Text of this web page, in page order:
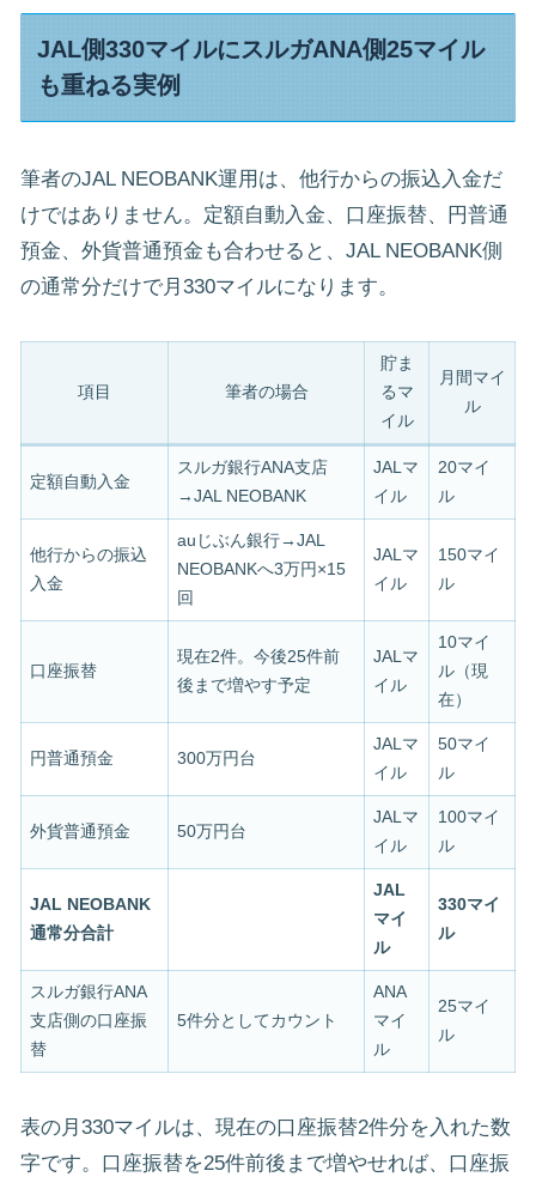
JAL側330マイルにスルガANA側25マイル
も重ねる実例
筆者のJAL NEOBANK運用は、他行からの振込入金だ
けではありません。定額自動入金、口座振替、円普通
預金、外貨普通預金も合わせると、JAL NEOBANK側
の通常分だけで月330マイルになります。
項目 筆者の場合
貯ま
るマ
イル
月間マイ
ル
定額自動入金
スルガ銀行ANA支店
→JAL NEOBANK
JALマ
イル
20マイ
ル
他行からの振込
入金
auじぶん銀行→JAL
NEOBANKへ3万円×15
回
JALマ
イル
150マイ
ル
口座振替
現在2件。今後25件前
後まで増やす予定
JALマ
イル
10マイ
ル（現
在）
円普通預金 300万円台
JALマ
イル
50マイ
ル
外貨普通預金 50万円台
JALマ
イル
100マイ
ル
JAL NEOBANK
通常分合計
JAL
マイ
ル
330マイ
ル
スルガ銀行ANA
支店側の口座振
替
5件分としてカウント
ANA
マイ
ル
25マイ
ル
表の月330マイルは、現在の口座振替2件分を入れた数
字です。口座振替を25件前後まで増やせれば、口座振